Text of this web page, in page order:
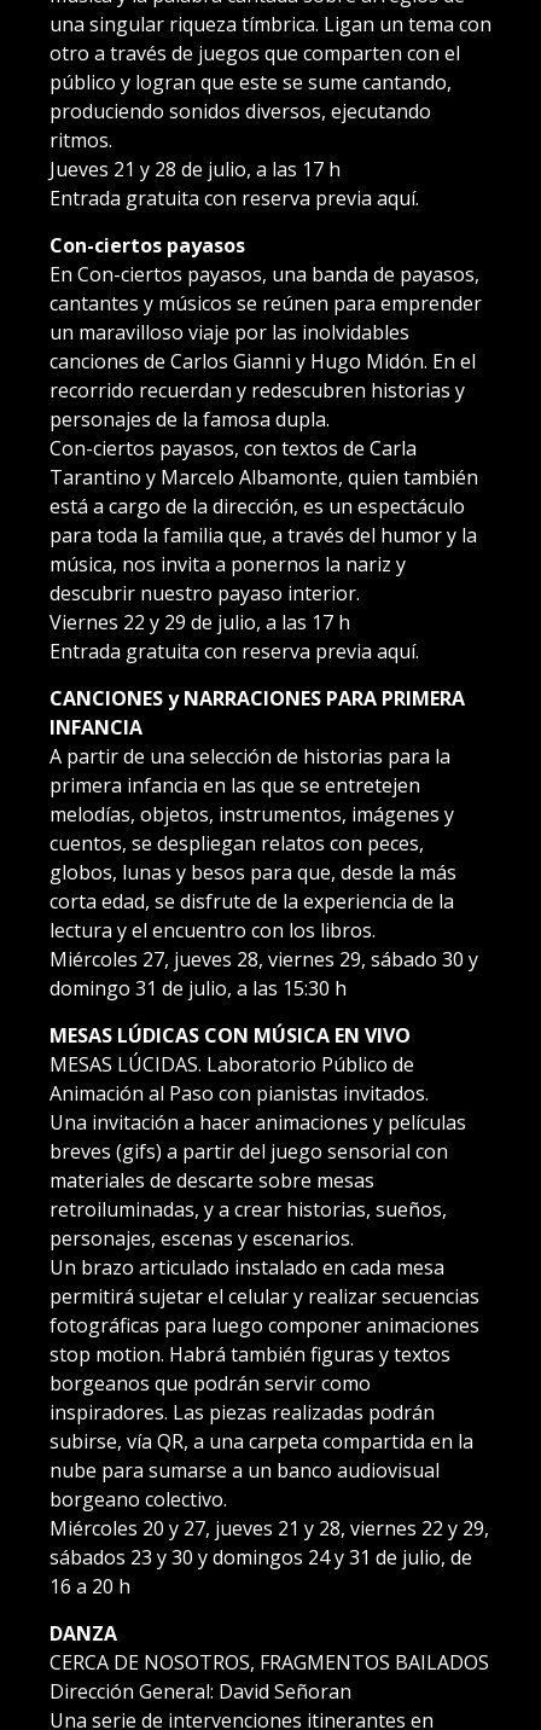
una singular riqueza tímbrica. Ligan un tema con
otro a través de juegos que comparten con el
público y logran que este se sume cantando,
produciendo sonidos diversos, ejecutando
ritmos.
Jueves 21 y 28 de julio, a las 17 h
Entrada gratuita con reserva previa aquí.
Con-ciertos payasos
En Con-ciertos payasos, una banda de payasos,
cantantes y músicos se reúnen para emprender
un maravilloso viaje por las inolvidables
canciones de Carlos Gianni y Hugo Midón. En el
recorrido recuerdan y redescubren historias y
personajes de la famosa dupla.
Con-ciertos payasos, con textos de Carla
Tarantino y Marcelo Albamonte, quien también
está a cargo de la dirección, es un espectáculo
para toda la familia que, a través del humor y la
música, nos invita a ponernos la nariz y
descubrir nuestro payaso interior.
Viernes 22 y 29 de julio, a las 17 h
Entrada gratuita con reserva previa aquí.
CANCIONES y NARRACIONES PARA PRIMERA
INFANCIA
A partir de una selección de historias para la
primera infancia en las que se entretejen
melodías, objetos, instrumentos, imágenes y
cuentos, se despliegan relatos con peces,
globos, lunas y besos para que, desde la más
corta edad, se disfrute de la experiencia de la
lectura y el encuentro con los libros.
Miércoles 27, jueves 28, viernes 29, sábado 30 y
domingo 31 de julio, a las 15:30 h
MESAS LÚDICAS CON MÚSICA EN VIVO
MESAS LÚCIDAS. Laboratorio Público de
Animación al Paso con pianistas invitados.
Una invitación a hacer animaciones y películas
breves (gifs) a partir del juego sensorial con
materiales de descarte sobre mesas
retroiluminadas, y a crear historias, sueños,
personajes, escenas y escenarios.
Un brazo articulado instalado en cada mesa
permitirá sujetar el celular y realizar secuencias
fotográficas para luego componer animaciones
stop motion. Habrá también figuras y textos
borgeanos que podrán servir como
inspiradores. Las piezas realizadas podrán
subirse, vía QR, a una carpeta compartida en la
nube para sumarse a un banco audiovisual
borgeano colectivo.
Miércoles 20 y 27, jueves 21 y 28, viernes 22 y 29,
sábados 23 y 30 y domingos 24 y 31 de julio, de
16 a 20 h
DANZA
CERCA DE NOSOTROS, FRAGMENTOS BAILADOS
Dirección General: David Señoran
Una serie de intervenciones itinerantes en